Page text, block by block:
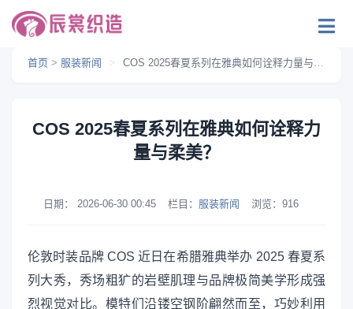
首页 > 服装新闻 > COS 2025春夏系列在雅典如何诠释力量与柔美？
COS 2025春夏系列在雅典如何诠释力
量与柔美？
日期： 2026-06-30 00:45 栏目： 服装新闻 浏览： 916
伦敦时装品牌 COS 近日在希腊雅典举办 2025 春夏系
列大秀，秀场粗犷的岩壁肌理与品牌极简美学形成强
烈视觉对比。模特们沿镂空钢阶翩然而至，巧妙利用